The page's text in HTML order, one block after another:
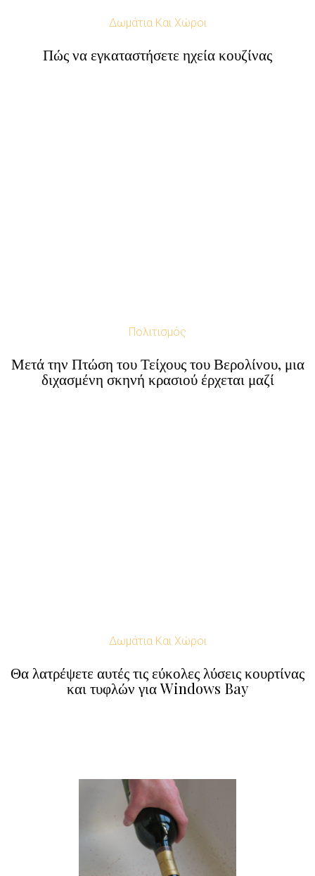
Δωμάτια Και Χώροι
Πώς να εγκαταστήσετε ηχεία κουζίνας
Πολιτισμός
Μετά την Πτώση του Τείχους του Βερολίνου, μια
διχασμένη σκηνή κρασιού έρχεται μαζί
Δωμάτια Και Χώροι
Θα λατρέψετε αυτές τις εύκολες λύσεις κουρτίνας
και τυφλών για Windows Bay